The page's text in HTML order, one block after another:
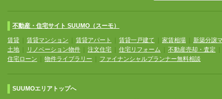
不動産・住宅サイト SUUMO（スーモ）
賃貸 賃貸マンション 賃貸アパート 賃貸一戸建て 家賃相場
新築分譲
土地
リノベーション物件 注文住宅 住宅リフォーム 不動産売却・査定
住宅ローン
物件ライブラリー ファイナンシャルプランナー無料相談
SUUMOエリアトップへ